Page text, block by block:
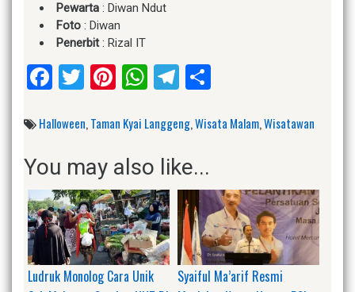
Pewarta : Diwan Ndut
Foto : Diwan
Penerbit: Rizal IT
Facebook
Twitter
Pinterest
WhatsApp
Telegram
Halloween,Taman Kyai Langgeng,Wisata Malam,Wisatawan
You may also like...
Ludruk Monolog Cara Unik
Syaiful Ma’arif Resmi